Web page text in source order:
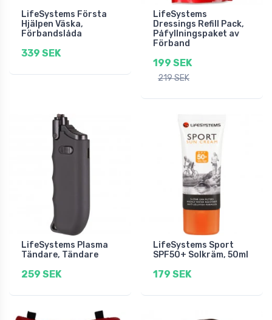
LifeSystems Första
Hjälpen Väska,
Förbandslåda
339 SEK
LifeSystems
Dressings Refill Pack,
Påfyllningspaket av
Förband
199 SEK
219 SEK
LifeSystems Plasma
Tändare, Tändare
259 SEK
LifeSystems Sport
SPF50+ Solkräm, 50ml
179 SEK